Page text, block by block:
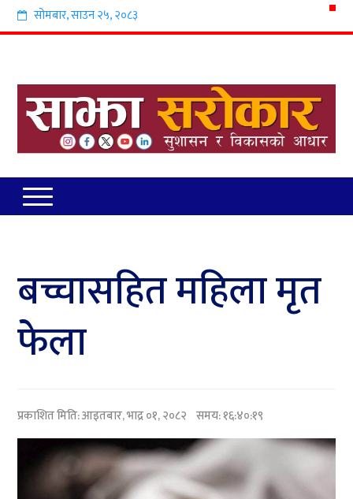
सोमबार,साउन२५,२०८३
बच्चासहित महिला मृत
फेला
प्रकाशित मिति:आइतबार, भाद्र ०१, २०८२ समय: १६:४०:१९